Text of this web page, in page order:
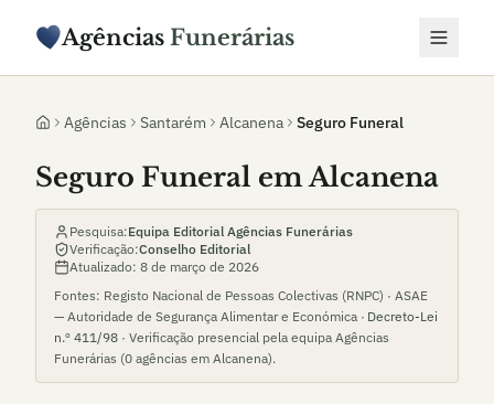
Agências Funerárias
Agências Santarém Alcanena Seguro Funeral
Seguro Funeral em Alcanena
Pesquisa:Equipa Editorial Agências Funerárias
Verificação:Conselho Editorial
Atualizado: 8 de março de 2026
Fontes: Registo Nacional de Pessoas Colectivas (RNPC) · ASAE
— Autoridade de Segurança Alimentar e Económica · Decreto-Lei
n.º 411/98 · Verificação presencial pela equipa Agências
Funerárias (0 agências em Alcanena).